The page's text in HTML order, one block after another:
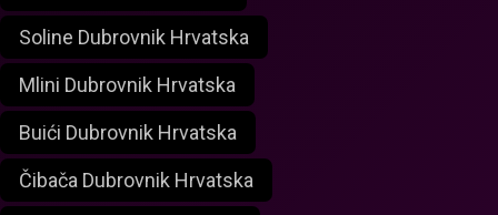
Soline Dubrovnik Hrvatska
Mlini Dubrovnik Hrvatska
Buići Dubrovnik Hrvatska
Čibača Dubrovnik Hrvatska